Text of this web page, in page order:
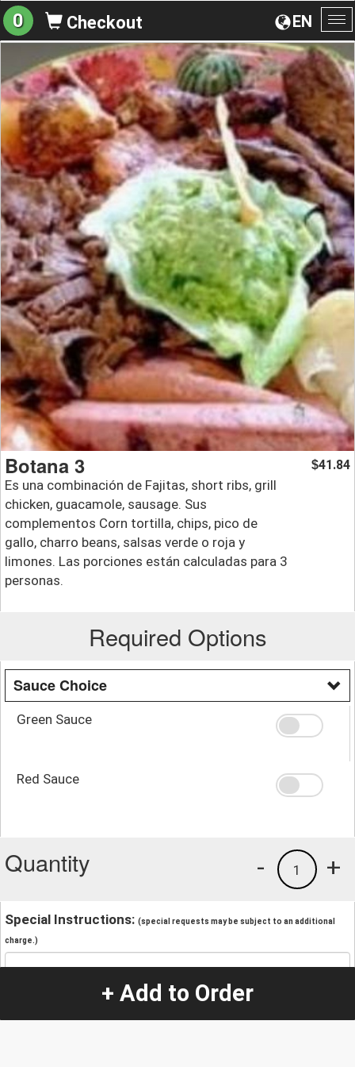
EN
0 Checkout
Botana 3
Es una combinación de Fajitas, short ribs, grill
chicken, guacamole, sausage. Sus
complementos Corn tortilla, chips, pico de
gallo, charro beans, salsas verde o roja y
limones. Las porciones están calculadas para 3
personas.
$41.84
Required Options
Sauce Choice
Green Sauce
Red Sauce
Quantity +
1
-
Special Instructions: (special requests may be subject to an additional
charge.)
+ Add to Order